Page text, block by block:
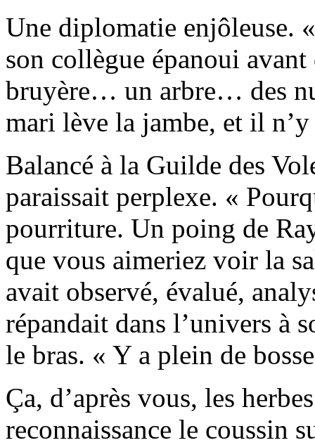
Une diplomatie enjôleuse.
son collègue épanoui
bruyère… un arbre… des
mari lève la jambe, et il
Balancé à la Guilde des
paraissait perplexe. «
pourriture. Un poing de
que vous aimeriez voir la
avait observé, évalué,
répandait dans l’univers à
le bras. « Y a plein de
Ça, d’après vous, les
reconnaissance le coussin